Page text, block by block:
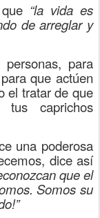
“la vida es
de arreglar y
para
que actúen
el tratar de que
caprichos
una poderosa
dice así
que el
Somos su